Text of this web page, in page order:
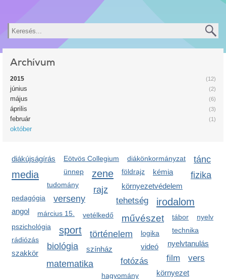
Keresés
Archívum
(12)
2015
(2)
június
(6)
május
(3)
április
(1)
február
október
diákújságírás Eötvös Collegium diákönkormányzat tánc
ünnep zene földrajz kémia
media
környezetvédelem
tudomány
fizika
pedagógia verseny
rajz
tehetség irodalom
angol március 15. vetélkedő művészet
tábor
pszichológia
sport technika
történelem
nyelv
logika
nyelvtanulás
rádiózás
biológia videó
színház
szakkör
film
matematika fotózás
környezet
vers
hagyomány